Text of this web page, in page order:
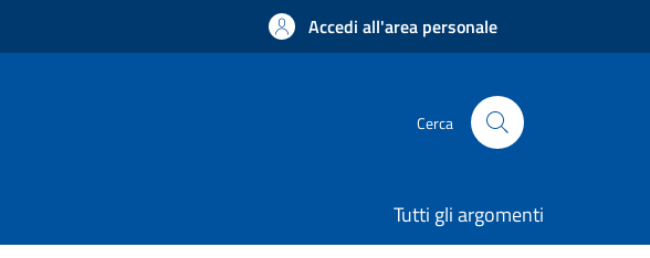
Accedi all'area personale
Cerca
Tutti gli argomenti